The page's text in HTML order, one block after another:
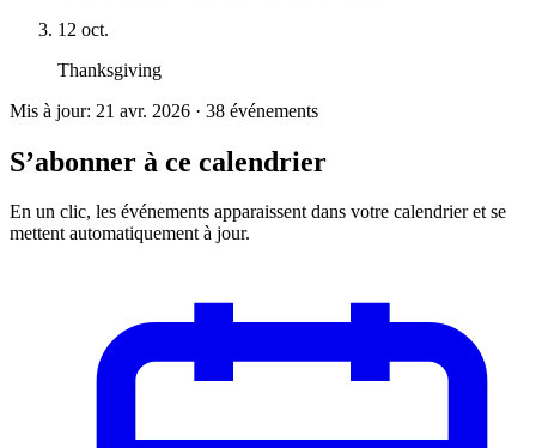
12 oct.
Thanksgiving
Mis à jour: 21 avr. 2026 · 38 événements
S’abonner à ce calendrier
En un clic, les événements apparaissent dans votre calendrier et se
mettent automatiquement à jour.